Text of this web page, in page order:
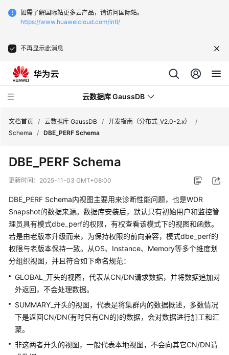
如需了解国际站更多云产品，请访问国际站。
https://www.huaweicloud.com/intl/
不再显示此消息
云数据库 GaussDB
新
动
服
务
公
告
品
介
绍
计
说
文档首页 / 云数据库 GaussDB / 开发指南（分布式_V2.0-2.x）
/
Schema
/ DBE_PERF Schema
DBE_PERF Schema
更新时间： 2025-11-03 GMT+08:00
DBE_PERF Schema内视图主要用来诊断性能问题，也是WDR
Snapshot的数据来源。数据库安装后，默认只有初始用户和监控管
理员具有模式dbe_perf的权限，有权查看该模式下的视图和函数。
若是由老版本升级而来，为保持权限的前向兼容，模式dbe_perf的
权限与老版本保持一致。从OS、Instance、Memory等多个维度划
分组织视图，并且符合如下命名规范：
GLOBAL_开头的视图，代表从CN/DN请求数据，并将数据追加对
外返回，不会处理数据。
SUMMARY_开头的视图，代表是将集群内的数据概述，多数情况
下是返回CN/DN(有时只有CN的)的数据，会对数据进行加工和汇
聚。
非这两者开头的视图，一般代表本地视图，不会向其它CN/DN请